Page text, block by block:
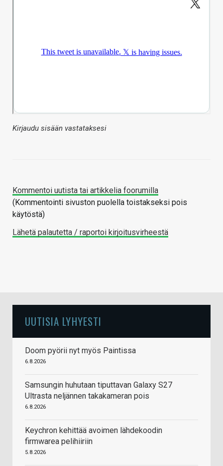
Kirjaudu sisään vastataksesi
Kommentoi uutista tai artikkelia foorumilla
(Kommentointi sivuston puolella toistakseksi pois
käytöstä)
Lähetä palautetta / raportoi kirjoitusvirheestä
UUTISIA LYHYESTI
Doom pyörii nyt myös Paintissa
6.8.2026
Samsungin huhutaan tiputtavan Galaxy S27
Ultrasta neljännen takakameran pois
6.8.2026
Keychron kehittää avoimen lähdekoodin
firmwarea pelihiiriin
5.8.2026